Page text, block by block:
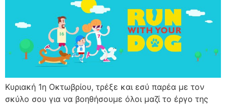
Κυριακή 1η Οκτωβρίου, τρέξε και εσύ παρέα με τον
σκύλο σου για να βοηθήσουμε όλοι μαζί το έργο της